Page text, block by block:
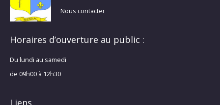
Nous contacter
Horaires d’ouverture au public :
Du lundi au samedi
de 09h00 à 12h30
Liens